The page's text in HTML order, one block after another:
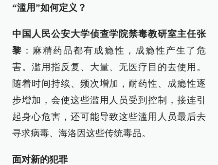
“滥用”如何定义？
中国人民公安大学侦查学院禁毒教研室主任张
黎 ：麻精药品都有成瘾性，成瘾性产生了危
害。滥用指反复、大量、无医疗目的去使用。
随着时间持续、频次增加，耐药性、成瘾性逐
步增加，会使这些滥用人员受到控制，接连引
起身心危害，还可能导致这些滥用人员最后去
寻求病毒、海洛因这些传统毒品。
面对新的犯罪